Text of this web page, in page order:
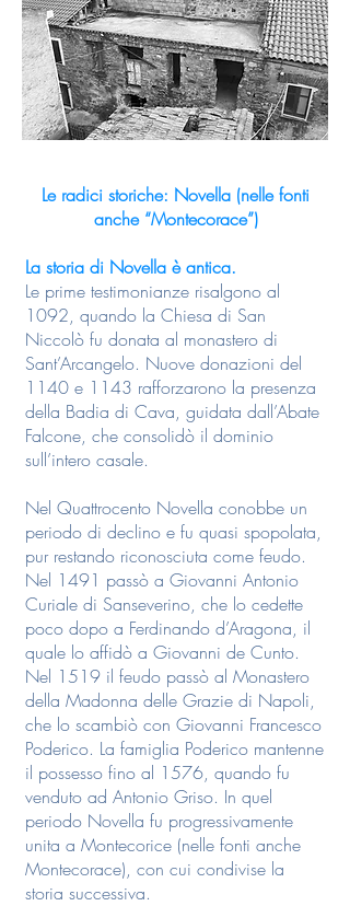
Le radici storiche: Novella (nelle fonti
anche “Montecorace”)
La storia di Novella è antica.
Le prime testimonianze risalgono al
1092, quando la Chiesa di San
Niccolò fu donata al monastero di
Sant’Arcangelo. Nuove donazioni del
1140 e 1143 rafforzarono la presenza
della Badia di Cava, guidata dall’Abate
Falcone, che consolidò il dominio
sull’intero casale.
Nel Quattrocento Novella conobbe un
periodo di declino e fu quasi spopolata,
pur restando riconosciuta come feudo.
Nel 1491 passò a Giovanni Antonio
Curiale di Sanseverino, che lo cedette
poco dopo a Ferdinando d’Aragona, il
quale lo affidò a Giovanni de Cunto.
Nel 1519 il feudo passò al Monastero
della Madonna delle Grazie di Napoli,
che lo scambiò con Giovanni Francesco
Poderico. La famiglia Poderico mantenne
il possesso fino al 1576, quando fu
venduto ad Antonio Griso. In quel
periodo Novella fu progressivamente
unita a Montecorice (nelle fonti anche
Montecorace), con cui condivise la
storia successiva.